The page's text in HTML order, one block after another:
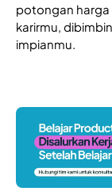
potongan harga
karirmu,
impianmu.